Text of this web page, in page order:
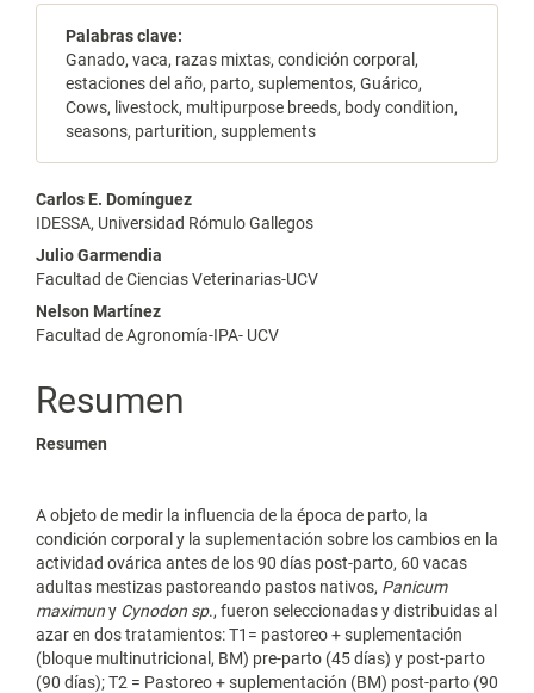
Palabras clave:
Ganado, vaca, razas mixtas, condición corporal,
estaciones del año, parto, suplementos, Guárico,
Cows, livestock, multipurpose breeds, body condition,
seasons, parturition, supplements
Contenido
principal
del
artículo
Carlos E. Domínguez
IDESSA, Universidad Rómulo Gallegos
Julio Garmendia
Facultad de Ciencias Veterinarias-UCV
Nelson Martínez
Facultad de Agronomía-IPA- UCV
Resumen
Resumen
A objeto de medir la influencia de la época de parto, la
condición corporal y la suplementación sobre los cambios en la
actividad ovárica antes de los 90 días post-parto, 60 vacas
adultas mestizas pastoreando pastos nativos, Panicum
maximuny Cynodon sp., fueron seleccionadas y distribuidas al
azar en dos tratamientos: T1= pastoreo + suplementación
(bloque multinutricional, BM) pre-parto (45 días) y post-parto
(90 días); T2 = Pastoreo + suplementación (BM) post-parto (90